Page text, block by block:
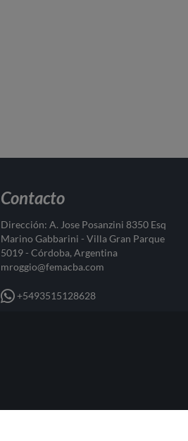
Contacto
Dirección: A. Jose Posanzini 8350 Esq
Marino Gabbarini - Villa Gran Parque
5019 - Córdoba, Argentina
mroggio@femacba.com
+5493515128628